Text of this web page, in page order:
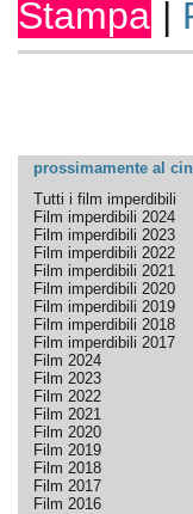
Stampa |
prossimamente al
Tutti i film imperdibili
Film imperdibili 2024
Film imperdibili 2023
Film imperdibili 2022
Film imperdibili 2021
Film imperdibili 2020
Film imperdibili 2019
Film imperdibili 2018
Film imperdibili 2017
Film 2024
Film 2023
Film 2022
Film 2021
Film 2020
Film 2019
Film 2018
Film 2017
Film 2016